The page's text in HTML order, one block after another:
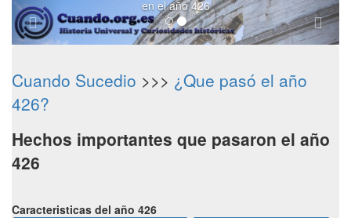
en el año 426
Cuando Sucedio >>> ¿Que pasó el año
426?
Hechos importantes que pasaron el año
426
Caracteristicas del año 426